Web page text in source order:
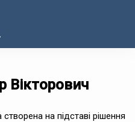
Вікторович
на підставі рішення